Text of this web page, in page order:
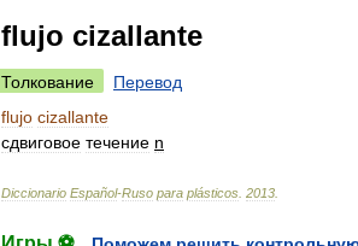
flujo cizallante
Толкование
Перевод
flujo cizallante
сдвиговое течение n
Diccionario Español-Ruso para plásticos 2013